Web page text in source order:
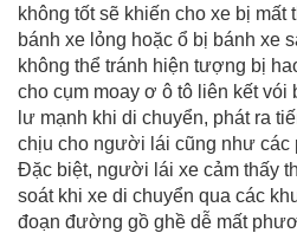
không tốt sẽ khiến cho xe bị mất
bánh xe lỏng hoặc ổ bị bánh xe
không thể tránh hiện tượng bị
cho cụm moay ơ ô tô liên kết vói
lư mạnh khi di chuyển, phát ra
chịu cho người lái cũng như các
Đặc biệt, người lái xe cảm thấy
soát khi xe di chuyển qua các
đoạn đường gồ ghề dễ mất